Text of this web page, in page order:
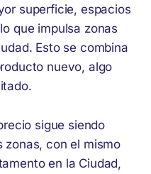
superficie, espacios
que impulsa zonas
Esto se combina
nuevo, algo
sigue siendo
zonas, con el mismo
en la Ciudad,